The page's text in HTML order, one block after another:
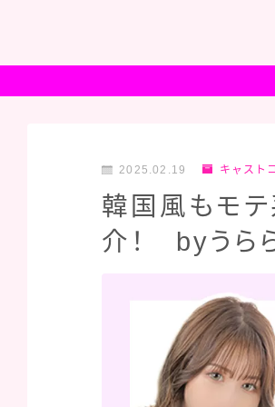
2025.02.19 キャスト
韓国風もモ
介！ byうら